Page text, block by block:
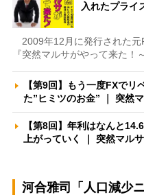
入れたプライ
2009年12月に発行された元
『突然マルサがやって来た
【第9回】もう一度FXで
た”ヒミツのお金” ｜ 突然
【第8回】年利はなんと
上がっていく ｜ 突然マル
河合雅司「人口減少